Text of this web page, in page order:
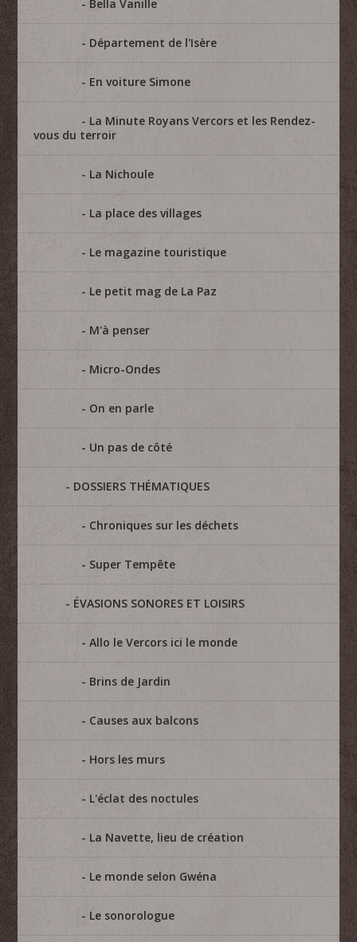
Bella Vanille
Département de l'Isère
En voiture Simone
La Minute Royans Vercors et les Rendez-
vous du terroir
La Nichoule
La place des villages
Le magazine touristique
Le petit mag de La Paz
M'à penser
Micro-Ondes
On en parle
Un pas de côté
DOSSIERS THÉMATIQUES
Chroniques sur les déchets
Super Tempête
ÉVASIONS SONORES ET LOISIRS
Allo le Vercors ici le monde
Brins de Jardin
Causes aux balcons
Hors les murs
L'éclat des noctules
La Navette, lieu de création
Le monde selon Gwéna
Le sonorologue